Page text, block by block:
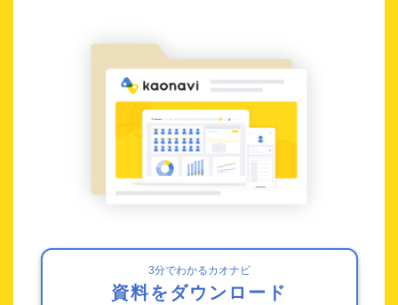
3分でわかるカオナビ
資料をダウンロード